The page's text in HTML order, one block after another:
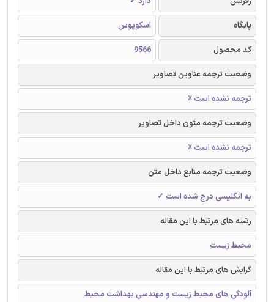
پایگاه
اسکوپوس
کد محصول
9566
وضعیت ترجمه عناوین تصاویر
ترجمه نشده است ☓
وضعیت ترجمه متون داخل تصاویر
ترجمه نشده است ☓
وضعیت ترجمه منابع داخل متن
به انگلیسی درج شده است ✓
رشته های مرتبط با این مقاله
محیط زیست
گرایش های مرتبط با این مقاله
آلودگی های محیط زیست و مهندسی بهداشت محیط